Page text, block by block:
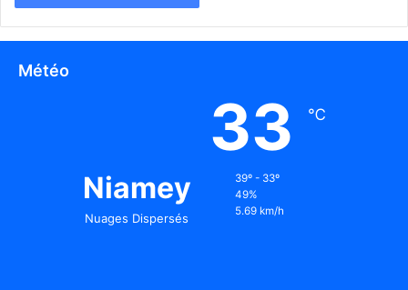
Météo
Niamey
Nuages Dispersés
33 ℃
39º - 33º
49%
5.69 km/h